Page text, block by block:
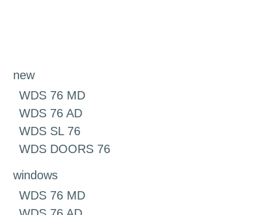
new
WDS 76 MD
WDS 76 AD
WDS SL 76
WDS DOORS 76
windows
WDS 76 MD